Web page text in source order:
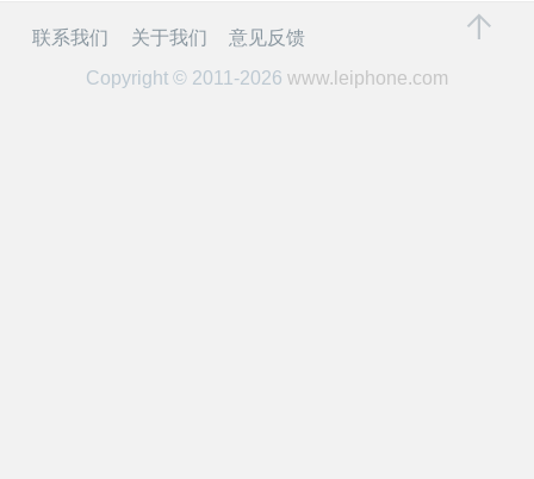
活
联系我们 关于我们
意见反馈
Copyright © 2011-2026 www.leiphone.com